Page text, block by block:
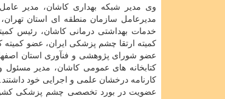
وی مدیر شبکه بهداری کاشان، مدیر
مدیرعامل سازمان منطقه ای استان
خدمات بهداشتی درمانی کاشان، رئیس
کمیته ارتقا چشم پزشکی ایران، عضو
عضو شورای پژوهشی و فنآوری استان
کتابخانه های عمومی کاشان، مدیر
کارنامه درخشان علمی و اجرایی خود داشتند.
عضویت در بورد تخصصی چشم پزشکی کشور